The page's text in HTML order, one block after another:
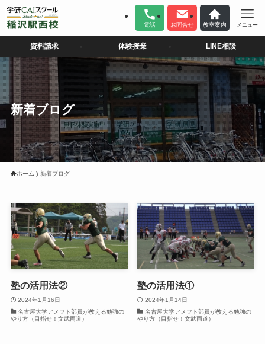
電話 お問合せ 教室案内 メニュー
資料請求 体験授業 LINE相談
新着ブログ
ホーム 新着ブログ
塾の活用法②
2024年1月16日
名古屋大学アメフト部員が教える勉強の
やり方（目指せ！文武両道）
塾の活用法①
2024年1月14日
名古屋大学アメフト部員が教える勉強の
やり方（目指せ！文武両道）